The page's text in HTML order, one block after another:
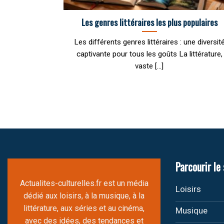
Les genres littéraires les plus populaires
Les différents genres littéraires : une diversité
captivante pour tous les goûts La littérature,
vaste [...]
Actualites-culturelles.fr est un média
dédié aux loisirs, à la musique, à la
littérature, aux séries et au cinéma,
avec des idées, des tendances et
Parcourir
Loisirs
Musique